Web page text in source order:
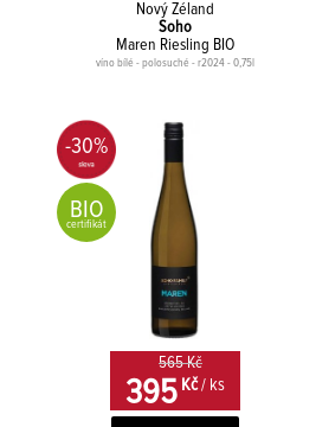
Nový Zéland
Soho
Maren Riesling BIO
víno bílé - polosuché - r2024 - 0,75l
-30%
BIO
certifikát
565 Kč
395 Kč / ks